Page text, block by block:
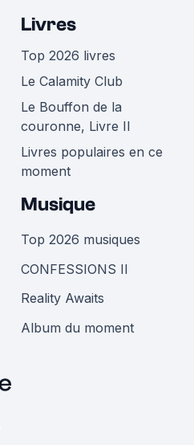
Livres
Top 2026 livres
Le Calamity Club
Le Bouffon de la
couronne, Livre II
Livres populaires en ce
moment
Musique
Top 2026 musiques
CONFESSIONS II
Reality Awaits
Album du moment